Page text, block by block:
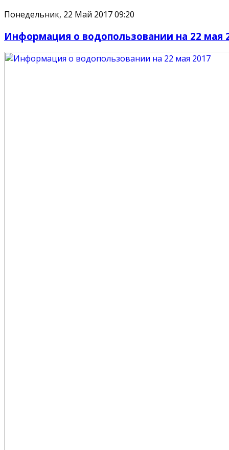
Понедельник, 22 Май 2017 09:20
Информация о водопользовании на 22 мая